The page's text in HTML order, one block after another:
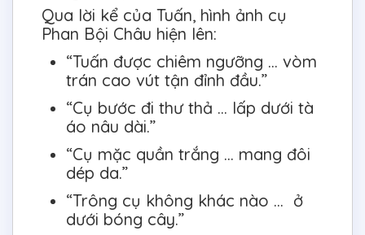
Qua lời kể của Tuấn, hình ảnh cụ
Phan Bội Châu hiện lên:
“Tuấn được chiêm ngưỡng … vòm
trán cao vút tận đỉnh đầu.”
“Cụ bước đi thư thả … lấp dưới tà
áo nâu dài.”
“Cụ mặc quần trắng … mang đôi
dép da.”
“Trông cụ không khác nào … ở
dưới bóng cây.”